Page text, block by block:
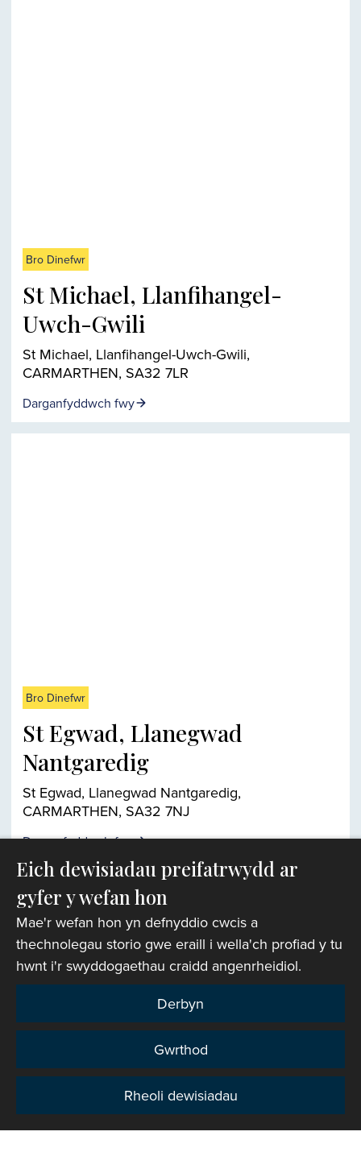
Bro Dinefwr
St Michael, Llanfihangel-
Uwch-Gwili
St Michael, Llanfihangel-Uwch-Gwili,
CARMARTHEN, SA32 7LR
Darganfyddwch fwy
Bro Dinefwr
St Egwad, Llanegwad
Nantgaredig
St Egwad, Llanegwad Nantgaredig,
CARMARTHEN, SA32 7NJ
Darganfyddwch fwy
Chwiliwr eglwysi
Hawlfraint © 2007-2026 Corff Cynrychiolwyr yr
Preifatrwydd
Eich dewisiadau preifatrwydd ar
gyfer y wefan hon
Mae'r wefan hon yn defnyddio cwcis a
thechnolegau storio gwe eraill i wella'ch profiad y tu
hwnt i'r swyddogaethau craidd angenrheidiol.
Derbyn
Gwrthod
Rheoli dewisiadau